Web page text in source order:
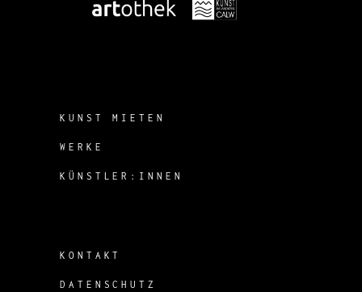
KUNST MIETEN
WERKE
KÜNSTLER:INNEN
KONTAKT
DATENSCHUTZ